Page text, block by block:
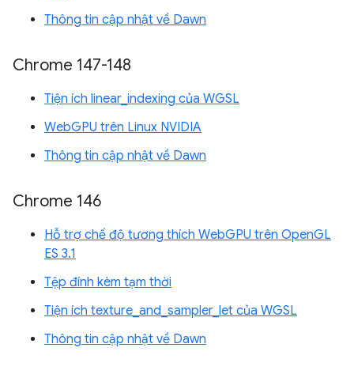
Thông tin cập nhật về Dawn
Chrome 147-148
Tiện ích linear_indexing của WGSL
WebGPU trên Linux NVIDIA
Thông tin cập nhật về Dawn
Chrome 146
Hỗ trợ chế độ tương thích WebGPU trên OpenGL
ES 3.1
Tệp đính kèm tạm thời
Tiện ích texture_and_sampler_let của WGSL
Thông tin cập nhật về Dawn